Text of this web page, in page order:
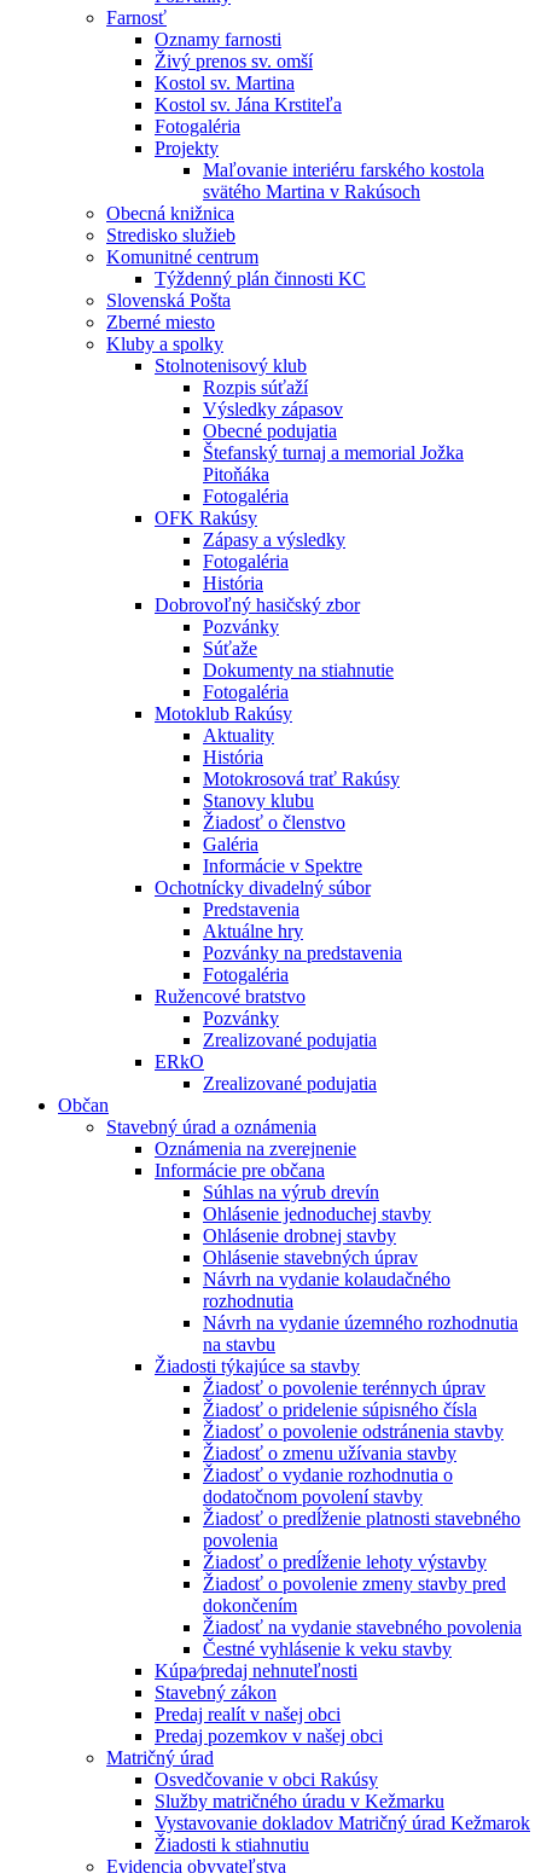
Farnosť
Oznamy farnosti
Živý prenos sv. omší
Kostol sv. Martina
Kostol sv. Jána Krstiteľa
Fotogaléria
Projekty
Maľovanie interiéru farského kostola
svätého Martina v Rakúsoch
Obecná knižnica
Stredisko služieb
Komunitné centrum
Týždenný plán činnosti KC
Slovenská Pošta
Zberné miesto
Kluby a spolky
Stolnotenisový klub
Rozpis súťaží
Výsledky zápasov
Obecné podujatia
Štefanský turnaj a memorial Jožka
Pitoňáka
Fotogaléria
OFK Rakúsy
Zápasy a výsledky
Fotogaléria
História
Dobrovoľný hasičský zbor
Pozvánky
Súťaže
Dokumenty na stiahnutie
Fotogaléria
Motoklub Rakúsy
Aktuality
História
Motokrosová trať Rakúsy
Stanovy klubu
Žiadosť o členstvo
Galéria
Informácie v Spektre
Ochotnícky divadelný súbor
Predstavenia
Aktuálne hry
Pozvánky na predstavenia
Fotogaléria
Ružencové bratstvo
Pozvánky
Zrealizované podujatia
ERkO
Zrealizované podujatia
Občan
Stavebný úrad a oznámenia
Oznámenia na zverejnenie
Informácie pre občana
Súhlas na výrub drevín
Ohlásenie jednoduchej stavby
Ohlásenie drobnej stavby
Ohlásenie stavebných úprav
Návrh na vydanie kolaudačného
rozhodnutia
Návrh na vydanie územného rozhodnutia
na stavbu
Žiadosti týkajúce sa stavby
Žiadosť o povolenie terénnych úprav
Žiadosť o pridelenie súpisného čísla
Žiadosť o povolenie odstránenia stavby
Žiadosť o zmenu užívania stavby
Žiadosť o vydanie rozhodnutia o
dodatočnom povolení stavby
Žiadosť o predĺženie platnosti stavebného
povolenia
Žiadosť o predĺženie lehoty výstavby
Žiadosť o povolenie zmeny stavby pred
dokončením
Žiadosť na vydanie stavebného povolenia
Čestné vyhlásenie k veku stavby
Kúpa⁄predaj nehnuteľnosti
Stavebný zákon
Predaj realít v našej obci
Predaj pozemkov v našej obci
Matričný úrad
Osvedčovanie v obci Rakúsy
Služby matričného úradu v Kežmarku
Vystavovanie dokladov Matričný úrad Kežmarok
Žiadosti k stiahnutiu
Evidencia obyvateľstva